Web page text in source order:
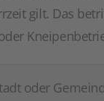
gilt. Das
oder